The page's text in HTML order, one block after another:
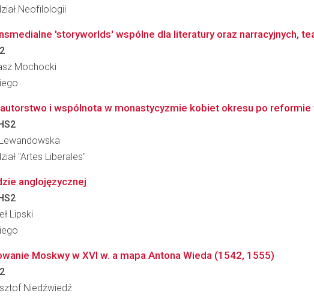
Neofilologii
'storyworlds' wspólne dla literatury oraz narracyjnych,
Mochocki
i wspólnota w monastycyzmie kobiet okresu po
"Artes Liberales"
anglojęzycznej
Lipski
Moskwy w XVI w. a mapa Antona Wieda (1542, 1555)
Niedźwiedź